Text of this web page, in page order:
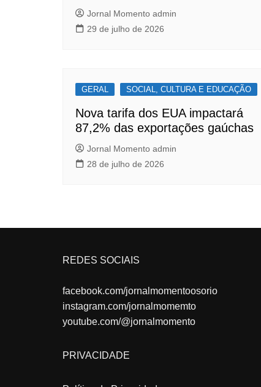
Jornal Momento admin
29 de julho de 2026
GERAL SOCIAL, CULTURA E EDUCAÇÃO
Nova tarifa dos EUA impactará
87,2% das exportações gaúchas
Jornal Momento admin
28 de julho de 2026
REDES SOCIAIS
facebook.com/jornalmomentoosorio
instagram.com/jornalmomemto
youtube.com/@jornalmomento
PRIVACIDADE